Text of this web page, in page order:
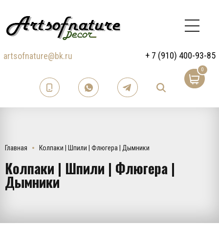
artsofnature@bk.ru + 7 (910) 400-93-85
0
Главная Колпаки | Шпили | Флюгера | Дымники
Колпаки | Шпили | Флюгера |
Дымники